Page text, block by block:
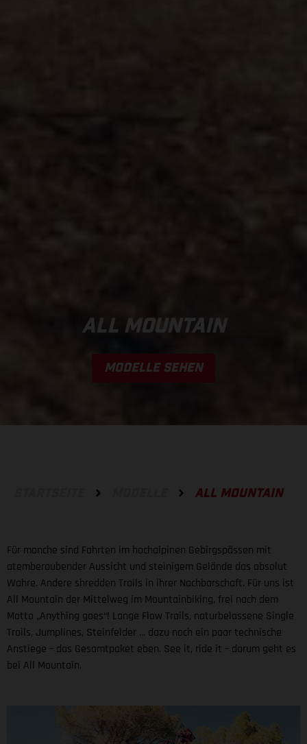
ALL MOUNTAIN
MODELLE SEHEN
ALL MOUNTAIN
Für manche sind Fahrten im hochalpinen Gebirgspässen mit
atemberaubender Aussicht und steinigem Gelände das absolut
Wahre. Andere shredden Trails in ihrer Nachbarschaft. Für uns ist
All Mountain der Mittelweg im Mountainbiking, frei nach dem
Motto „Anything goes“! Lange Flow Trails, naturbelassene Single
Trails, Jumplines, Steinfelder ... dazu noch ein paar technische
Anstiege – das Gesamtpaket eben. See it, ride it – darum geht es
bei All Mountain.